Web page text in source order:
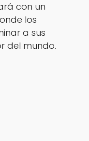
con un
los
a sus
del mundo.